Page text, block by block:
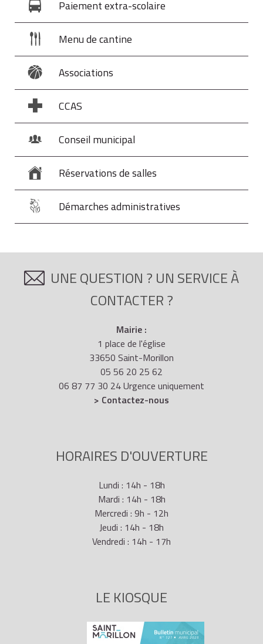
Paiement extra-scolaire
Menu de cantine
Associations
CCAS
Conseil municipal
Réservations de salles
Démarches administratives
UNE QUESTION ? UN SERVICE À
CONTACTER ?
Mairie :
1 place de l'église
33650 Saint-Morillon
05 56 20 25 62
06 87 77 30 24 Urgence uniquement
> Contactez-nous
HORAIRES D'OUVERTURE
Lundi : 14h - 18h
Mardi : 14h - 18h
Mercredi : 9h - 12h
Jeudi : 14h - 18h
Vendredi : 14h - 17h
LE KIOSQUE